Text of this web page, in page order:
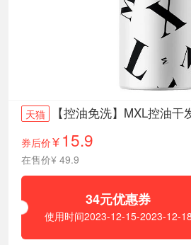
天猫 【控油免洗】MXL控油干
券后价¥ 15.9
在售价¥ 49.9
34元优惠券
使用时间2023-12-15-2023-12-18